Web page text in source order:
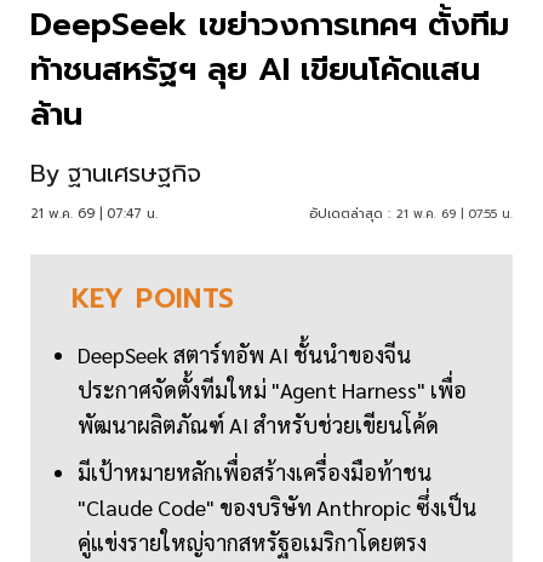
DeepSeek เขย่าวงการเทคฯ ตั้งทีม
ท้าชนสหรัฐฯ ลุย AI เขียนโค้ดแสน
ล้าน
By ฐานเศรษฐกิจ
21 พ.ค. 69 | 07:47 น. อัปเดตล่าสุด : 21 พ.ค. 69 | 07:55 น.
KEY POINTS
DeepSeek สตาร์ทอัพ AI ชั้นนำของจีน
ประกาศจัดตั้งทีมใหม่ "Agent Harness" เพื่อ
พัฒนาผลิตภัณฑ์ AI สำหรับช่วยเขียนโค้ด
มีเป้าหมายหลักเพื่อสร้างเครื่องมือท้าชน
"Claude Code" ของบริษัท Anthropic ซึ่งเป็น
คู่แข่งรายใหญ่จากสหรัฐอเมริกาโดยตรง